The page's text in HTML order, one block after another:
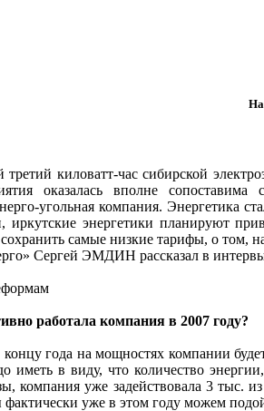
На
киловатт-час сибирской
оказалась вполне
угольная компания. Энергетика
иркутские энергетики планируют
сохранить самые низкие тарифы, о
Сергей ЭМДИН рассказал в
работала компания в 2007 году?
года на мощностях компании
иметь в виду, что количество
компания уже задействовала 3 тыс.
уже в этом году можем